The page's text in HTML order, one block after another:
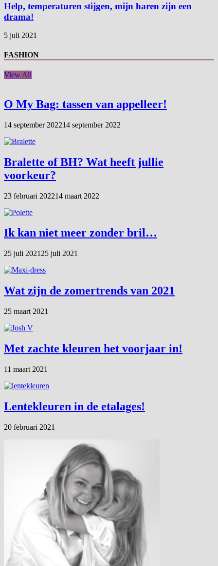
Help, temperaturen stijgen, mijn haren zijn een
drama!
5 juli 2021
FASHION
View All
O My Bag: tassen van appelleer!
14 september 202214 september 2022
Bralette of BH? Wat heeft jullie
voorkeur?
23 februari 202214 maart 2022
Ik kan niet meer zonder bril…
25 juli 2021 25 juli 2021
Wat zijn de zomertrends van 2021
25 maart 2021
Met zachte kleuren het voorjaar in!
11 maart 2021
Lentekleuren in de etalages!
20 februari 2021